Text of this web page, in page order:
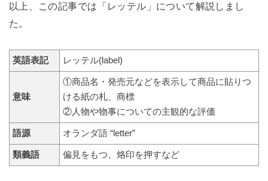
以上、この記事では「レッテル」について解説しまし
た。
英語表記 レッテル(label)
意味
①商品名・発売元などを表示して商品に貼りつ
ける紙の札、商標
②人物や物事についての主観的な評価
語源 オランダ語 “letter”
類義語 偏見をもつ、烙印を押すなど